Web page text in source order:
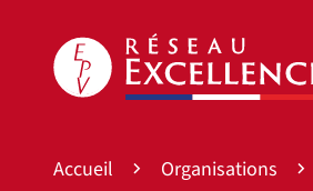
Accueil Organisations